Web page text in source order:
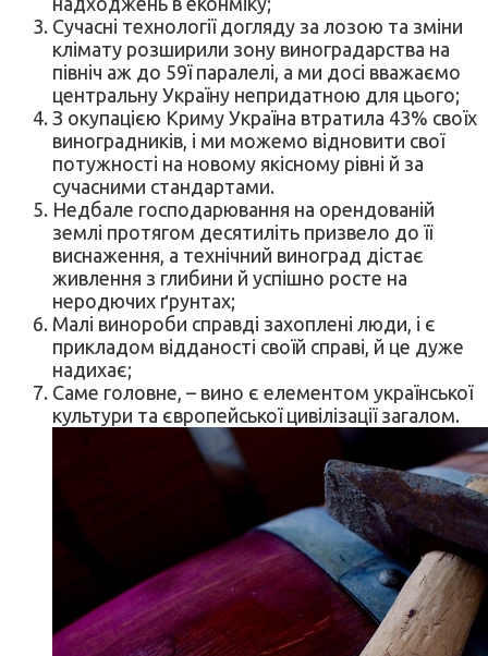
Сучасні технології догляду за лозою та зміни
клімату розширили зону виноградарства на
північ аж до 59ї паралелі, а ми досі вважаємо
центральну Україну непридатною для цього;
З окупацією Криму Україна втратила 43% своїх
виноградників, і ми можемо відновити свої
потужності на новому якісному рівні й за
сучасними стандартами.
Недбале господарювання на орендованій
землі протягом десятиліть призвело до її
виснаження, а технічний виноград дістає
живлення з глибини й успішно росте на
неродючих ґрунтах;
Малі винороби справді захоплені люди, і є
прикладом відданості своїй справі, й це дуже
надихає;
Саме головне, – вино є елементом української
культури та європейської цивілізації загалом.